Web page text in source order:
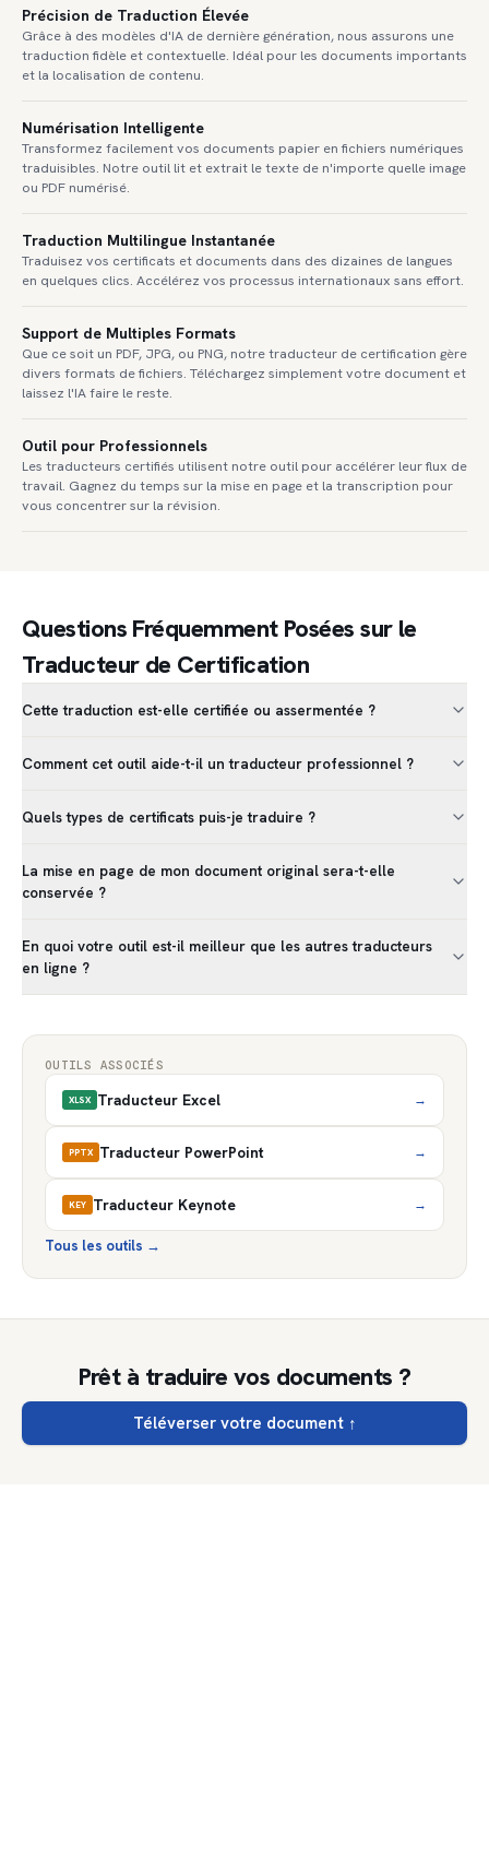
Précision de Traduction Élevée
Grâce à des modèles d'IA de dernière génération, nous assurons une
traduction fidèle et contextuelle. Idéal pour les documents importants
et la localisation de contenu.
Numérisation Intelligente
Transformez facilement vos documents papier en fichiers numériques
traduisibles. Notre outil lit et extrait le texte de n'importe quelle image
ou PDF numérisé.
Traduction Multilingue Instantanée
Traduisez vos certificats et documents dans des dizaines de langues
en quelques clics. Accélérez vos processus internationaux sans effort.
Support de Multiples Formats
Que ce soit un PDF, JPG, ou PNG, notre traducteur de certification gère
divers formats de fichiers. Téléchargez simplement votre document et
laissez l'IA faire le reste.
Outil pour Professionnels
Les traducteurs certifiés utilisent notre outil pour accélérer leur flux de
travail. Gagnez du temps sur la mise en page et la transcription pour
vous concentrer sur la révision.
Questions Fréquemment Posées sur le
Traducteur de Certification
Cette traduction est-elle certifiée ou assermentée ?
Comment cet outil aide-t-il un traducteur professionnel ?
Quels types de certificats puis-je traduire ?
La mise en page de mon document original sera-t-elle
conservée ?
En quoi votre outil est-il meilleur que les autres traducteurs
en ligne ?
OUTILS ASSOCIÉS
XLSX Traducteur Excel →
PPTX Traducteur PowerPoint →
KEY Traducteur Keynote →
Tous les outils →
Prêt à traduire vos documents ?
Téléverser votre document↑